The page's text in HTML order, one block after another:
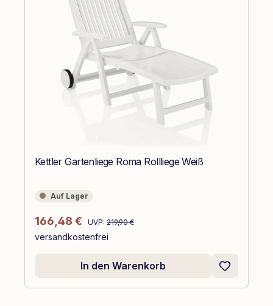
Kettler Gartenliege Roma Rollliege Weiß
Auf Lager
Auf Lager
Verkaufspreis:
166,48 € Regulärer Preis:
UVP: 219,90 €
versandkostenfrei
In den Warenkorb